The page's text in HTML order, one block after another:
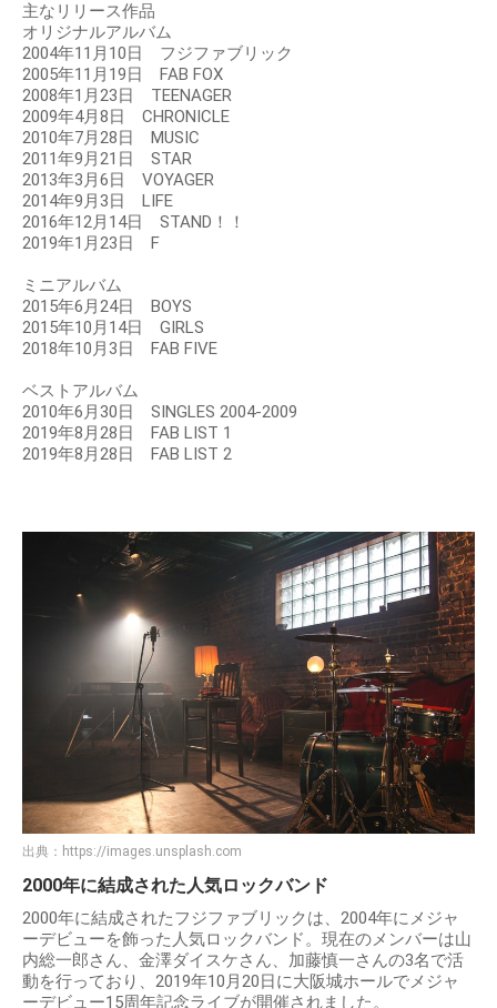
主なリリース作品
オリジナルアルバム
2004年11月10日 フジファブリック
2005年11月19日 FAB FOX
2008年1月23日 TEENAGER
2009年4月8日 CHRONICLE
2010年7月28日 MUSIC
2011年9月21日 STAR
2013年3月6日 VOYAGER
2014年9月3日 LIFE
2016年12月14日 STAND！！
2019年1月23日 F
ミニアルバム
2015年6月24日 BOYS
2015年10月14日 GIRLS
2018年10月3日 FAB FIVE
ベストアルバム
2010年6月30日 SINGLES 2004-2009
2019年8月28日 FAB LIST 1
2019年8月28日 FAB LIST 2
出典： https://images.unsplash.com
2000年に結成された人気ロックバンド
2000年に結成されたフジファブリックは、2004年にメジャ
ーデビューを飾った人気ロックバンド。現在のメンバーは山
内総一郎さん、金澤ダイスケさん、加藤慎一さんの3名で活
動を行っており、2019年10月20日に大阪城ホールでメジャ
ーデビュー15周年記念ライブが開催されました。